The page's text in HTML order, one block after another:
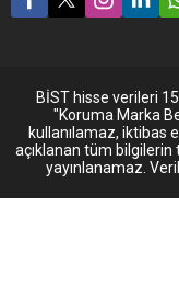
BİST hisse verileri
"Koruma Marka
kullanılamaz, iktibas
açıklanan tüm
yayınlanamaz.